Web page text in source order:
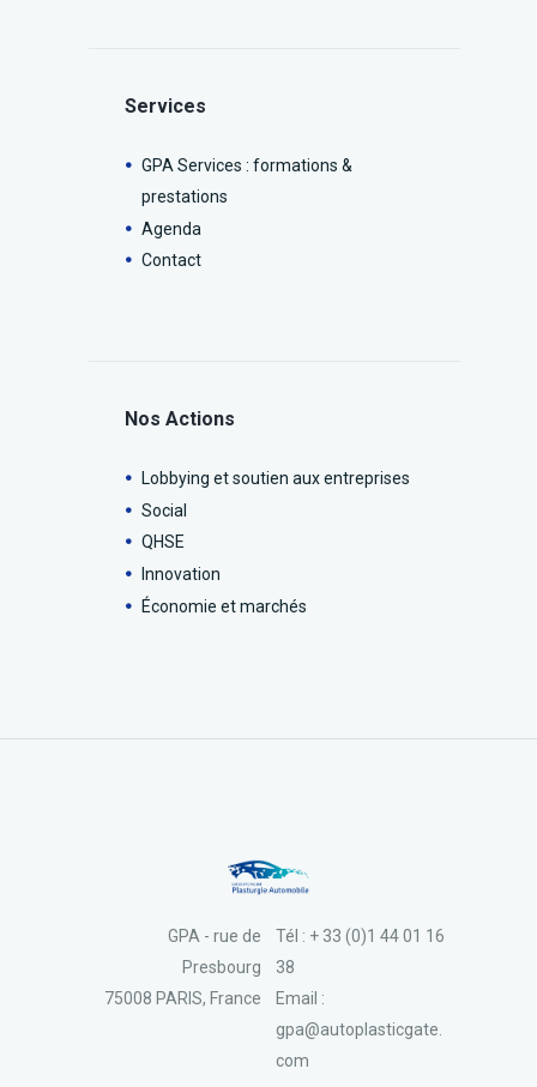
Services
GPA Services : formations &
prestations
Agenda
Contact
Nos Actions
Lobbying et soutien aux entreprises
Social
QHSE
Innovation
Économie et marchés
Tél : + 33 (0)1 44 01 16
38
Email :
gpa@autoplasticgate.
com
GPA - rue de
Presbourg
75008 PARIS, France